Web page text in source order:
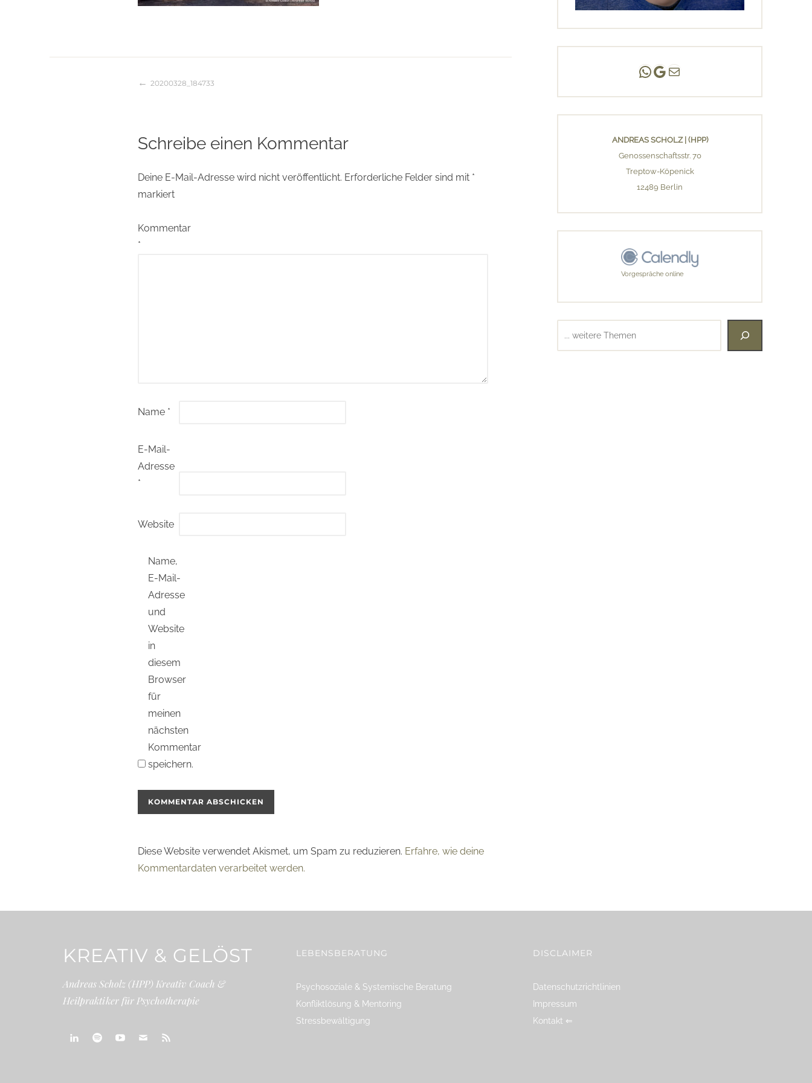
Beitragsnavigation
20200328_184733
Schreibe einen Kommentar
Deine E-Mail-Adresse wird nicht veröffentlicht. Erforderliche Felder sind mit *
markiert
Kommentar
*
Name *
E-Mail-
Adresse
*
Website
Name,
E-Mail-
Adresse
und
Website
in
diesem
Browser
für
meinen
nächsten
Kommentar
speichern.
Diese Website verwendet Akismet, um Spam zu reduzieren. Erfahre, wie deine
Kommentardaten verarbeitet werden.
Andreas Scholz | (HPP)
Praxis Adlershof
E-Mail an mich ...
ANDREAS SCHOLZ | (HPP)
Genossenschaftsstr. 70
Treptow-Köpenick
12489 Berlin
Vorgespräche online
KREATIV & GELÖST
Andreas Scholz (HPP) Kreativ Coach &
Heilpraktiker für Psychotherapie
LEBENSBERATUNG
Psychosoziale & Systemische Beratung
Konfliktlösung & Mentoring
Stressbewältigung
DISCLAIMER
Datenschutzrichtlinien
Impressum
Kontakt ⇐